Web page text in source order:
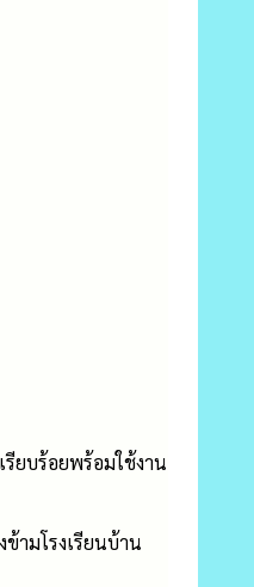
ยบร้อยพร้อมใช้งาน
ามโรงเรียนบ้าน